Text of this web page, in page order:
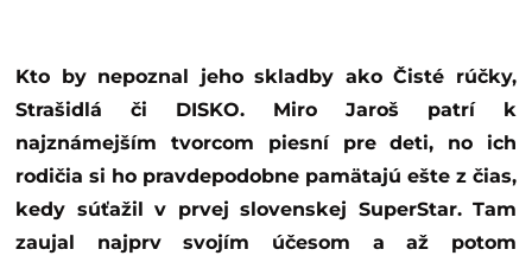
Kto by nepoznal jeho skladby ako Čisté rúčky,
Strašidlá či DISKO. Miro Jaroš patrí k
najznámejším tvorcom piesní pre deti, no ich
rodičia si ho pravdepodobne pamätajú ešte z čias,
kedy súťažil v prvej slovenskej SuperStar. Tam
zaujal najprv svojím účesom a až potom